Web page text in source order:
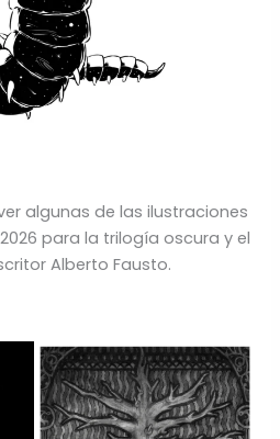
algunas de las ilustraciones
para la trilogía oscura y el
Alberto Fausto.